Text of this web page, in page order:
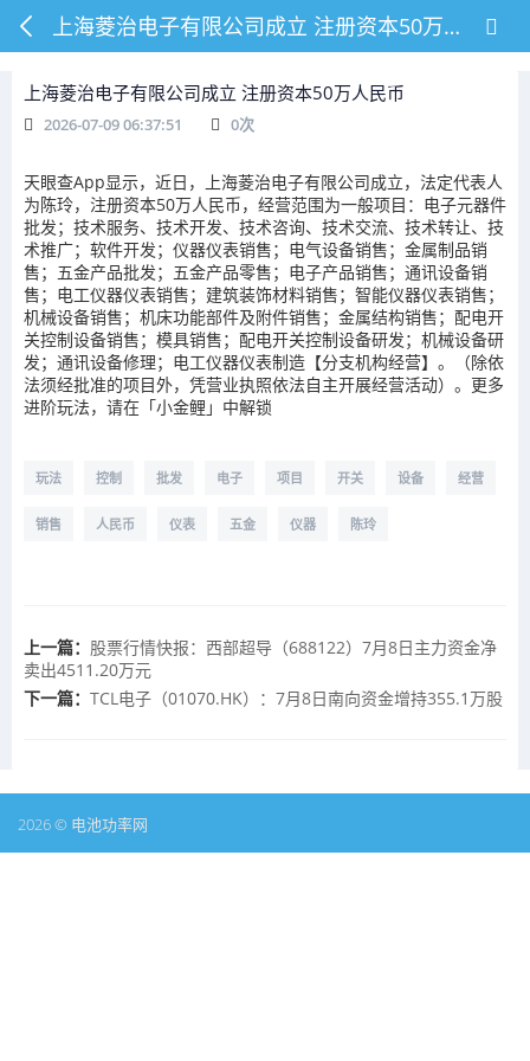
上海菱治电子有限公司成立 注册资本50万人民币
上海菱治电子有限公司成立 注册资本50万人民币
2026-07-09 06:37:51 0次
天眼查App显示，近日，上海菱治电子有限公司成立，法定代表人
为陈玲，注册资本50万人民币，经营范围为一般项目：电子元器件
批发；技术服务、技术开发、技术咨询、技术交流、技术转让、技
术推广；软件开发；仪器仪表销售；电气设备销售；金属制品销
售；五金产品批发；五金产品零售；电子产品销售；通讯设备销
售；电工仪器仪表销售；建筑装饰材料销售；智能仪器仪表销售；
机械设备销售；机床功能部件及附件销售；金属结构销售；配电开
关控制设备销售；模具销售；配电开关控制设备研发；机械设备研
发；通讯设备修理；电工仪器仪表制造【分支机构经营】。（除依
法须经批准的项目外，凭营业执照依法自主开展经营活动）。更多
进阶玩法，请在「小金鲤」中解锁
玩法 控制 批发 电子 项目 开关 设备 经营
销售 人民币 仪表 五金 仪器 陈玲
上一篇： 股票行情快报：西部超导（688122）7月8日主力资金净
卖出4511.20万元
下一篇： TCL电子（01070.HK）：7月8日南向资金增持355.1万股
2026 © 电池功率网